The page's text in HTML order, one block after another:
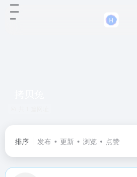
排序 发布 更新 浏览 点赞